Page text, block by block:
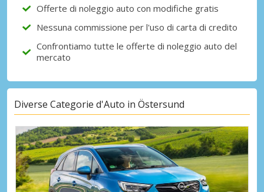
Offerte di noleggio auto con modifiche gratis
Nessuna commissione per l'uso di carta di credito
Confrontiamo tutte le offerte di noleggio auto del
mercato
Diverse Categorie d'Auto in Östersund